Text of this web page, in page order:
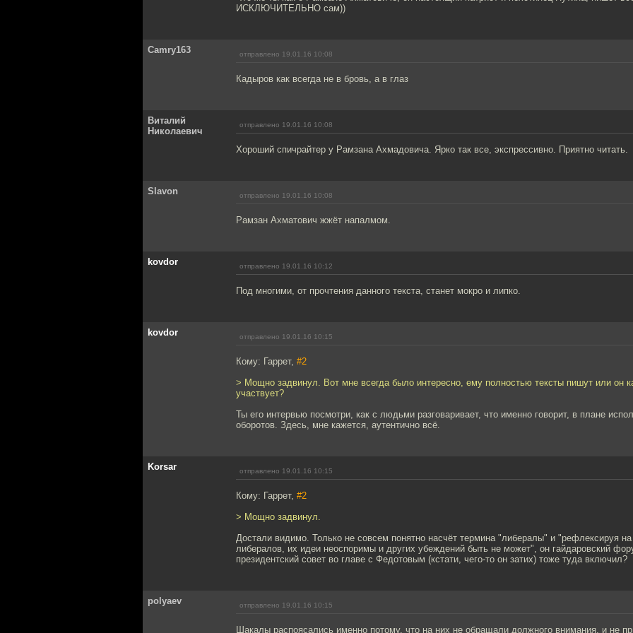
ИСКЛЮЧИТЕЛЬНО сам))
Camry163 отправлено 19.01.16 10:08
Кадыров как всегда не в бровь, а в глаз
Виталий
Николаевич
отправлено 19.01.16 10:08
Хороший спичрайтер у Рамзана Ахмадовича. Ярко так все, экспрессивно. Приятно читать.
Slavon отправлено 19.01.16 10:08
Рамзан Ахматович жжёт напалмом.
kovdor отправлено 19.01.16 10:12
Под многими, от прочтения данного текста, станет мокро и липко.
kovdor отправлено 19.01.16 10:15
Кому: Гаррет, #2
> Мощно задвинул. Вот мне всегда было интересно, ему полностью тексты пишут или он
участвует?
Ты его интервью посмотри, как с людьми разговаривает, что именно говорит, в плане
оборотов. Здесь, мне кажется, аутентично всё.
Korsar отправлено 19.01.16 10:15
Кому: Гаррет, #2
> Мощно задвинул.
Достали видимо. Только не совсем понятно насчёт термина "либералы" и "рефлексируя
либералов, их идеи неоспоримы и других убеждений быть не может", он гайдаровский
президентский совет во главе с Федотовым (кстати, чего-то он затих) тоже туда включил?
polyaev отправлено 19.01.16 10:15
Шакалы распоясались именно потому, что на них не обращали должного внимания, и не